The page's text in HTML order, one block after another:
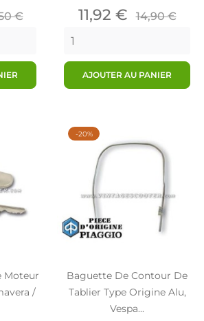
€ Prix
11,92 € Prix
14,90 €
AJOUTER AU PANIER
Moteur
/
Baguette De Contour De
Tablier Type Origine Alu,
Vespa...
-20%